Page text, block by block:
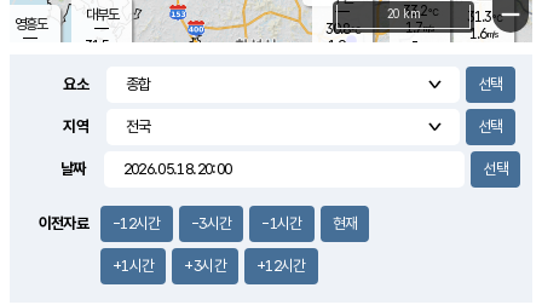
영흥도
31.3℃
1.6m/s
2.2m/s
대부도
31.5
33.2℃
1.7m/s
-
30.8℃
1.9m/s
−
20 km
요소
지역
날짜
이전자료 -12시간 -3시간 -1시간 현재
+1시간 +3시간 +12시간